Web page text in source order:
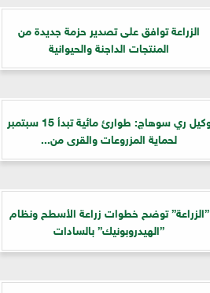
الزراعة توافق على تصدير حزمة جديدة من
المنتجات الداجنة والحيوانية
وكيل ري سوهاج: طوارئ مائية تبدأ 15 سبتمبر
لحماية المزروعات والقرى من...
”الزراعة” توضح خطوات زراعة الأسطح ونظام
”الهيدروبونيك” بالسادات